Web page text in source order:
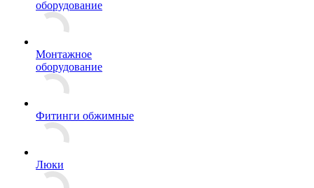
оборудование
Монтажное
оборудование
Фитинги обжимные
Люки